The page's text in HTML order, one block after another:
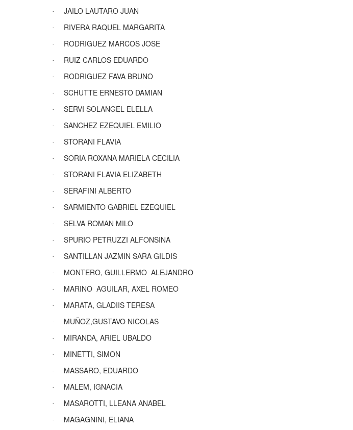
· JAILO LAUTARO JUAN
· RIVERA RAQUEL MARGARITA
· RODRIGUEZ MARCOS JOSE
· RUIZ CARLOS EDUARDO
· RODRIGUEZ FAVA BRUNO
· SCHUTTE ERNESTO DAMIAN
· SERVI SOLANGEL ELELLA
· SANCHEZ EZEQUIEL EMILIO
· STORANI FLAVIA
· SORIA ROXANA MARIELA CECILIA
· STORANI FLAVIA ELIZABETH
· SERAFINI ALBERTO
· SARMIENTO GABRIEL EZEQUIEL
· SELVA ROMAN MILO
· SPURIO PETRUZZI ALFONSINA
· SANTILLAN JAZMIN SARA GILDIS
· MONTERO, GUILLERMO ALEJANDRO
· MARINO AGUILAR, AXEL ROMEO
· MARATA, GLADIIS TERESA
· MUÑOZ,GUSTAVO NICOLAS
· MIRANDA, ARIEL UBALDO
· MINETTI, SIMON
· MASSARO, EDUARDO
· MALEM, IGNACIA
· MASAROTTI, LLEANA ANABEL
· MAGAGNINI, ELIANA